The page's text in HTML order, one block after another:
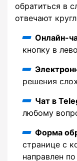
обратиться в
отвечают
Онлайн-
кнопку в
решения
Чат в
любому
Форма
странице с
направлен